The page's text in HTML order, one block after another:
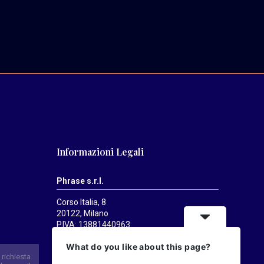
Informazioni Legali
Phrase s.r.l.
Corso Italia, 8
20122, Milano
P.IVA: 13881440963
Mediatrendsè una testata registrata
What do you like about this page?